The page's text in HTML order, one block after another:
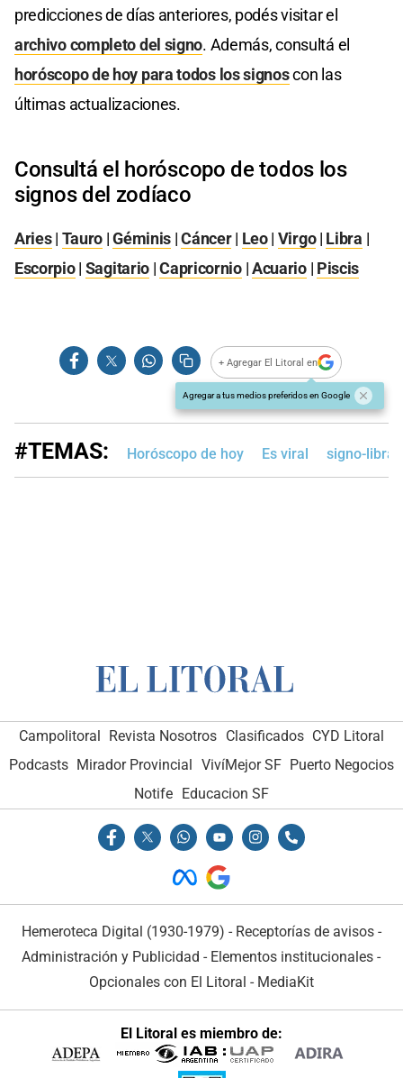
predicciones de días anteriores, podés visitar el
archivo completo del signo. Además, consultá el
horóscopo de hoy para todos los signoscon las
últimas actualizaciones.
Consultá el horóscopo de todos los
signos del zodíaco
Aries| Tauro |Géminis |Cáncer| Leo| Virgo| Libra |
Escorpio| Sagitario |Capricornio|Acuario| Piscis
+ Agregar El Litoral en
Agregar a tus medios preferidos en Google
#TEMAS: Horóscopo de hoy Es viral signo-libra
Campolitoral Revista Nosotros Clasificados CYD Litoral
Podcasts Mirador Provincial VivíMejor SF Puerto Negocios
Notife Educacion SF
Hemeroteca Digital (1930-1979) - Receptorías de avisos -
Administración y Publicidad - Elementos institucionales -
Opcionales con El Litoral - MediaKit
El Litoral es miembro de: